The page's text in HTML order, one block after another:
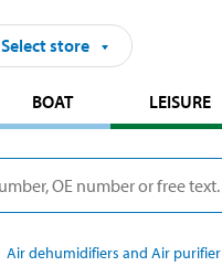
Select store
BOAT LEISURE
Air dehumidifiers and Air purifier